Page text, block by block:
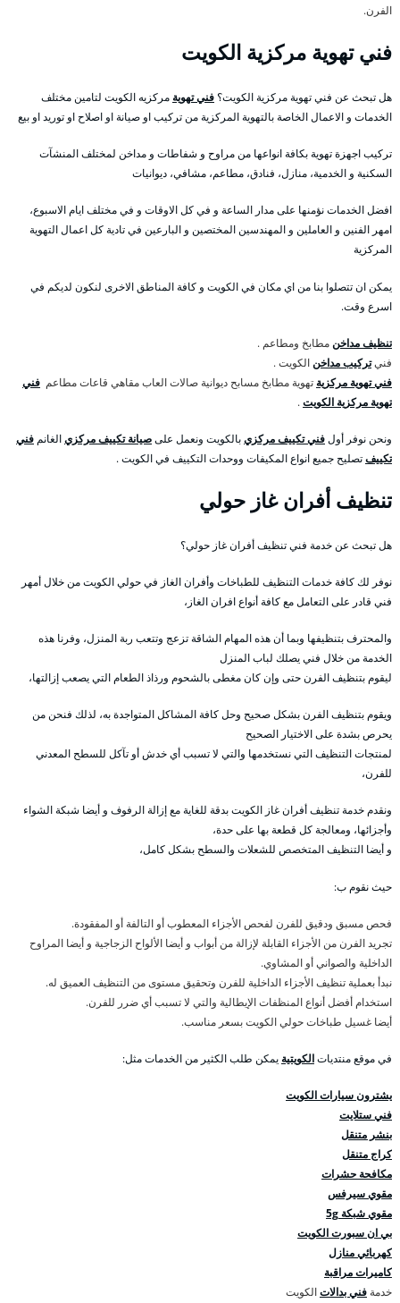
الفرن.
فني تهوية مركزية الكويت
هل تبحث عن فني تهوية مركزية الكويت؟ فني تهوية مركزيه الكويت لتامين مختلف
الخدمات و الاعمال الخاصة بالتهوية المركزية من تركيب او صيانة او اصلاح او توريد او بيع
تركيب اجهزة تهوية بكافة انواعها من مراوح و شفاطات و مداخن لمختلف المنشآت
السكنية و الخدمية، منازل، فنادق، مطاعم، مشافي، ديوانيات
افضل الخدمات نؤمنها على مدار الساعة و في كل الاوقات و في مختلف ايام الاسبوع،
امهر الفنين و العاملين و المهندسين المختصين و البارعين في تادية كل اعمال التهوية
المركزية
يمكن ان تتصلوا بنا من اي مكان في الكويت و كافة المناطق الاخرى لنكون لديكم في
اسرع وقت.
تنظيف مداخنمطابخ ومطاعم .
فنيتركيب مداخنالكويت .
فني تهوية مركزية تهوية مطابخ مسابح ديوانية صالات العاب مقاهي قاعات مطاعم فني
تهوية مركزية الكويت.
ونحن نوفر أولفني تكييف مركزيبالكويت ونعمل علىصيانة تكييف مركزيالغانم فني
تكييفتصليح جميع انواع المكيفات ووحدات التكييف في الكويت .
تنظيف أفران غاز حولي
هل تبحث عن خدمة فني تنظيف أفران غاز حولي؟
نوفر لك كافة خدمات التنظيف للطباخات وأفران الغاز في حولي الكويت من خلال أمهر
فني قادر على التعامل مع كافة أنواع افران الغاز،
والمحترف بتنظيفها وبما أن هذه المهام الشاقة تزعج وتتعب ربة المنزل، وفرنا هذه
الخدمة من خلال فني يصلك لباب المنزل
ليقوم بتنظيف الفرن حتى وإن كان مغطى بالشحوم ورذاذ الطعام التي يصعب إزالتها،
ويقوم بتنظيف الفرن بشكل صحيح وحل كافة المشاكل المتواجدة به، لذلك فنحن من
يحرص بشدة على الاختيار الصحيح
لمنتجات التنظيف التي نستخدمها والتي لا تسبب أي خدش أو تآكل للسطح المعدني
للفرن،
ونقدم خدمة تنظيف أفران غاز الكويت بدقة للغاية مع إزالة الرفوف و أيضا شبكة الشواء
وأجزائها، ومعالجة كل قطعة بها على حدة،
و أيضا التنظيف المتخصص للشعلات والسطح بشكل كامل،
حيث نقوم ب:
فحص مسبق ودقيق للفرن لفحص الأجزاء المعطوب أو التالفة أو المفقودة.
تجريد الفرن من الأجزاء القابلة لإزالة من أبواب و أيضا الألواح الزجاجية و أيضا المراوح
الداخلية والصواني أو المشاوي.
نبدأ بعملية تنظيف الأجزاء الداخلية للفرن وتحقيق مستوى من التنظيف العميق له.
استخدام أفضل أنواع المنظفات الإيطالية والتي لا تسبب أي ضرر للفرن.
أيضا غسيل طباخات حولي الكويت بسعر مناسب.
في موقع منتدياتالكويتية يمكن طلب الكثير من الخدمات مثل:
يشترون سيارات الكويت
فني ستلايت
بنشر متنقل
كراج متنقل
مكافحة حشرات
مقوي سيرفس
مقوي شبكة 5g
بي ان سبورت الكويت
كهربائي منازل
كاميرات مراقبة
خدمة فني بدالاتالكويت